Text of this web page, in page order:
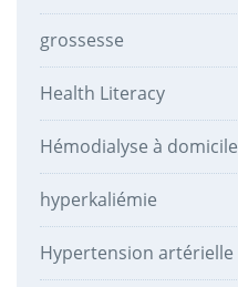
grossesse
Health Literacy
Hémodialyse à domicile
hyperkaliémie
Hypertension artérielle